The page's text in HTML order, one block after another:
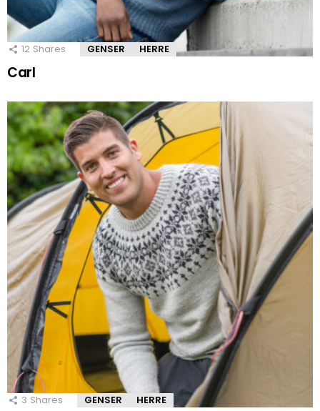
12 Shares GENSER HERRE
Carl
3 Shares GENSER HERRE